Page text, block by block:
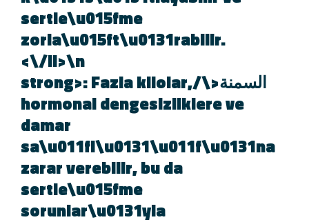
sertle\u015fme
zorla\u015ft\u0131rabilir.
<\/li>\n
السمنة<\/strong>: Fazla kilolar,
hormonal dengesizliklere ve
damar
sa\u011fl\u0131\u011f\u0131na
zarar verebilir, bu da
sertle\u015fme
sorunlar\u0131yla